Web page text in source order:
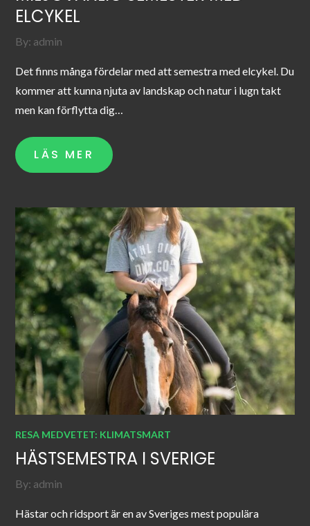
ELCYKEL
By: admin
Det finns många fördelar med att semestra med elcykel. Du
kommer att kunna njuta av landskap och natur i lugn takt
men kan förflytta dig…
LÄS MER
RESA MEDVETET: KLIMATSMART
HÄSTSEMESTRA I SVERIGE
By: admin
Hästar och ridsport är en av Sveriges mest populära